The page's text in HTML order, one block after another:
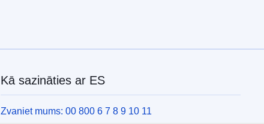
Kā sazināties ar ES
Zvaniet mums: 00 800 6 7 8 9 10 11